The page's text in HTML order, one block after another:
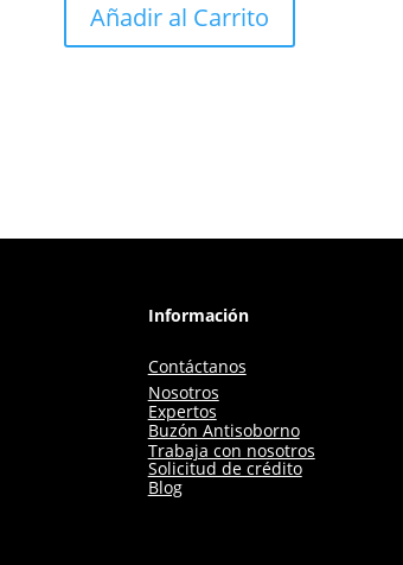
Añadir al Carrito
Información
Contáctanos
Nosotros
Expertos
Buzón Antisoborno
Trabaja con nosotros
Solicitud de crédito
Blog